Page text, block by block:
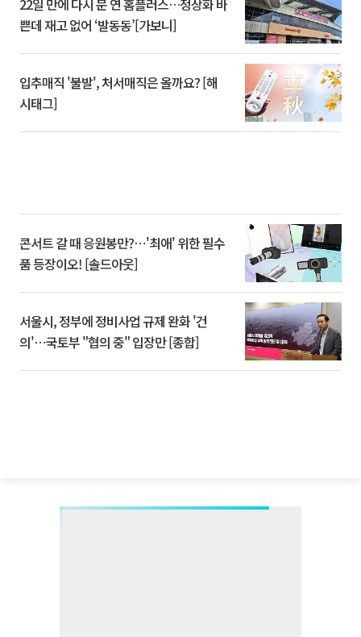
22일 만에 다시 문 연 홈플러스…정상화 바
쁜데 재고 없어 ‘발동동’[가보니]
입추매직 '불발', 처서매직은 올까요? [해
시태그]
콘서트 갈 때 응원봉만?⋯'최애' 위한 필수
품 등장이오! [솔드아웃]
서울시, 정부에 정비사업 규제 완화 '건
의'⋯국토부 "협의 중" 입장만 [종합]